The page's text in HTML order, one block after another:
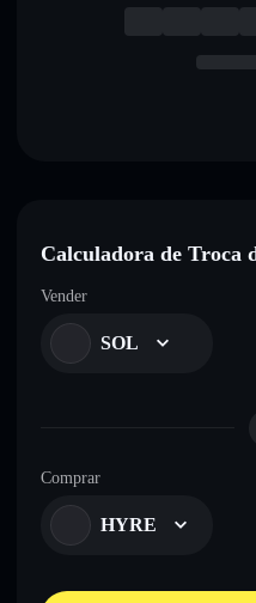
Calculadora de Troca
Vender
SOL
Comprar
HYRE